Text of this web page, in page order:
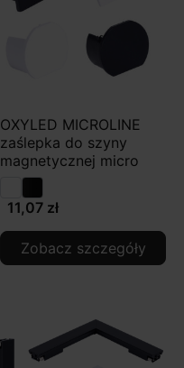
OXYLED MICROLINE
zaślepka do szyny
magnetycznej micro
11,07 zł
Zobacz szczegóły